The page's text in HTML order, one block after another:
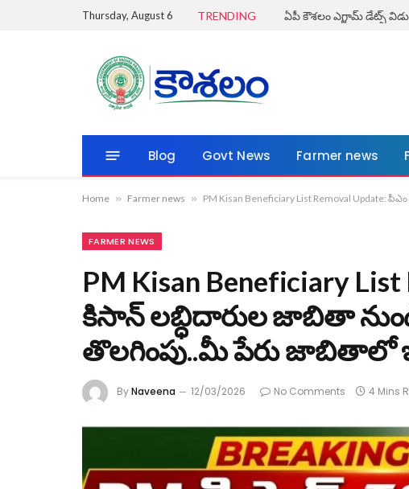
Thursday, August 6 TRENDING
Blog Govt News Farmer news
Home » Farmer news » PM Kisan Beneficiary List Removal
FARMER NEWS
PM Kisan Beneficiary
కిసాన్ లబ్ధిదారుల జాబితా నుండి
తొలగింపు..మీ పేరు జాబితాలో
ByNaveena 12/03/2026 No Comments 4 Mins